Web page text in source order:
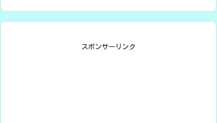
スポンサーリンク